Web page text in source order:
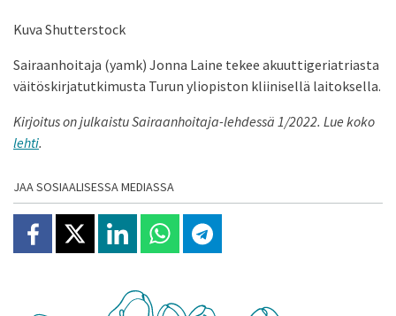
Kuva Shutterstock
Sairaanhoitaja (yamk) Jonna Laine tekee akuuttigeriatriasta
väitöskirjatutkimusta Turun yliopiston kliinisellä laitoksella.
Kirjoitus on julkaistu Sairaanhoitaja-lehdessä 1/2022. Lue koko
lehti.
JAA SOSIAALISESSA MEDIASSA
Jaa Facebookissa
Jaa X:ssäJaa Linkedinissä
Jaa Whatsappissa
Jaa Telegramissa